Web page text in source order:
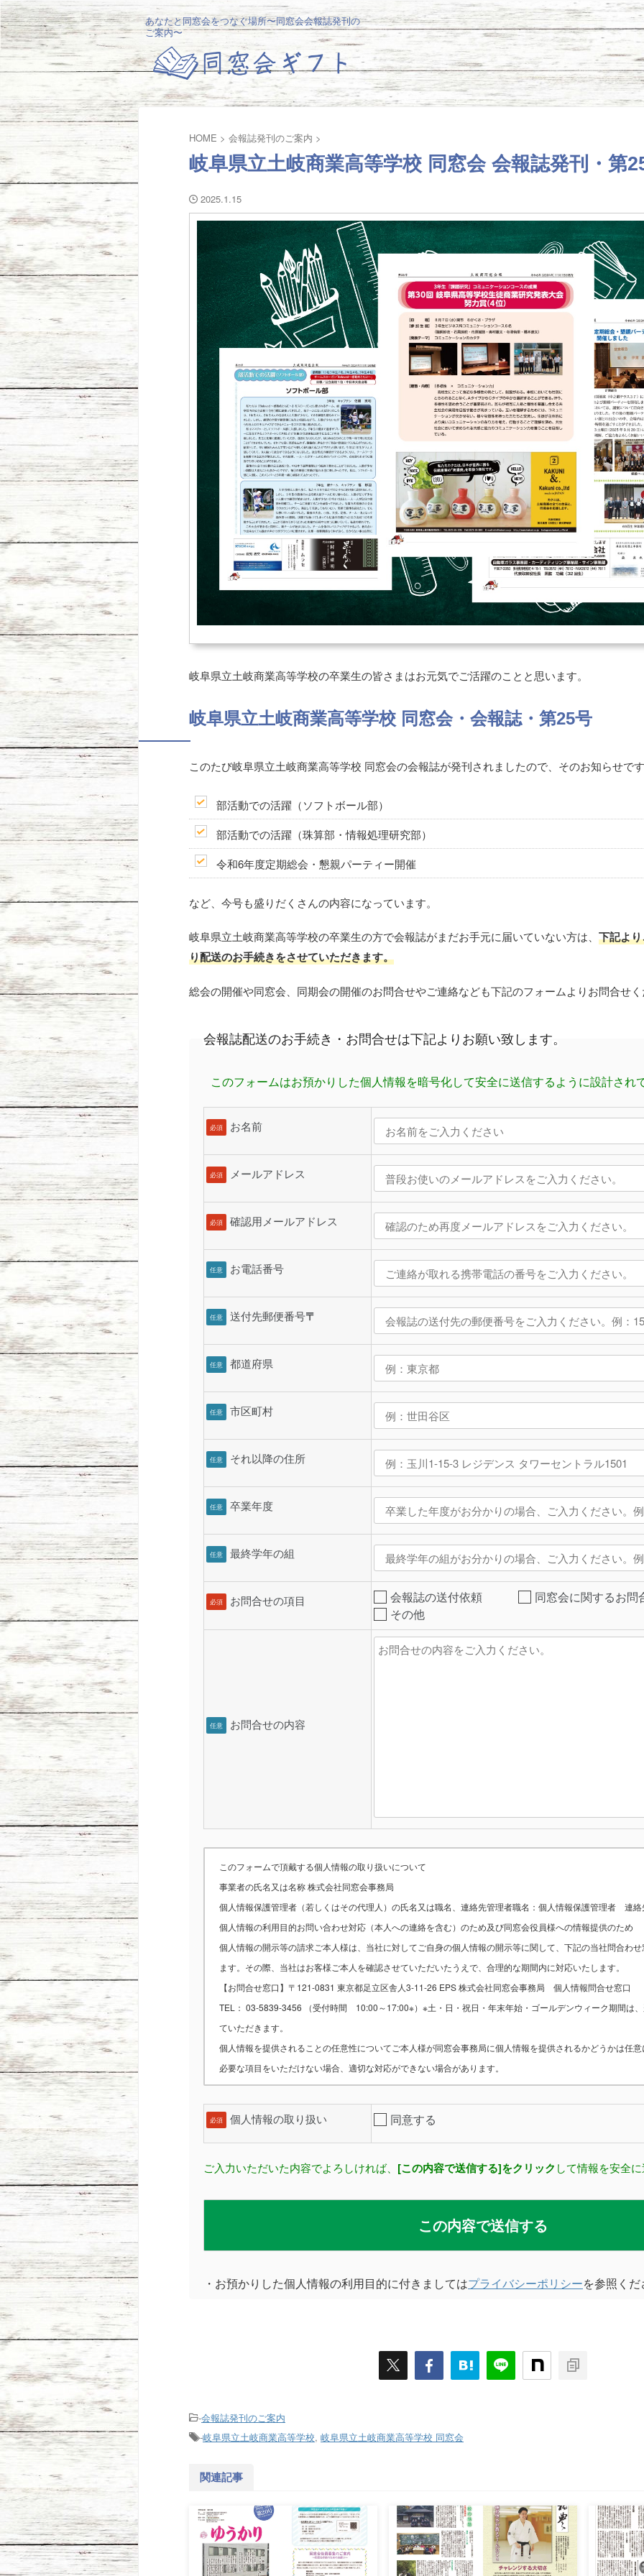
あなたと同窓会をつなぐ場所〜同窓会会報誌発刊の
ご案内〜
HOME > 会報誌発刊のご案内 >
岐阜県立土岐商業高等学校 同窓会 会報誌発刊・第
2025.1.15
岐阜県立土岐商業高等学校の卒業生の皆さまはお元気でご活躍のことと思います。
岐阜県立土岐商業高等学校 同窓会・会報誌・第25号
このたび岐阜県立土岐商業高等学校 同窓会の会報誌が発刊されましたので、そのお知らせで
部活動での活躍（ソフトボール部）
部活動での活躍（珠算部・情報処理研究部）
令和6年度定期総会・懇親パーティー開催
など、今号も盛りだくさんの内容になっています。
岐阜県立土岐商業高等学校の卒業生の方で会報誌がまだお手元に届いていない方は、 下記よ
り配送のお手続きをさせていただきます。
総会の開催や同窓会、同期会の開催のお問合せやご連絡なども下記のフォームよりお問合せ
会報誌配送のお手続き・お問合せは下記よりお願い致します。
このフォームはお預かりした個人情報を暗号化して安全に送信するように設計され
必須 お名前
必須 メールアドレス
必須 確認用メールアドレス
任意 お電話番号
任意 送付先郵便番号〒
任意 都道府県
任意 市区町村
任意 それ以降の住所
任意 卒業年度
任意 最終学年の組
必須 お問合せの項目 会報誌の送付依頼
同窓会に関するお問
その他
任意 お問合せの内容
このフォームで頂戴する個人情報の取り扱いについて
事業者の氏名又は名称 株式会社同窓会事務局
個人情報保護管理者（若しくはその代理人）の氏名又は職名、連絡先管理者職名：個人情報保護管理者 連
個人情報の利用目的お問い合わせ対応（本人への連絡を含む）のため及び同窓会役員様への情報提供のため
個人情報の開示等の請求ご本人様は、当社に対してご自身の個人情報の開示等に関して、下記の当社問合わ
ます。その際、当社はお客様ご本人を確認させていただいたうえで、合理的な期間内に対応いたします。
【お問合せ窓口】〒121-0831 東京都足立区舎人3-11-26 EPS 株式会社同窓会事務局 個人情報問合せ窓口
TEL： 03-5839-3456 （受付時間 10:00～17:00※）※土・日・祝日・年末年始・ゴールデンウィーク期間は
ていただきます。
個人情報を提供されることの任意性についてご本人様が同窓会事務局に個人情報を提供されるかどうかは任
必要な項目をいただけない場合、適切な対応ができない場合があります。
必須 個人情報の取り扱い 同意する
ご入力いただいた内容でよろしければ、 [この内容で送信する]をクリック して情報を安全
・お預かりした個人情報の利用目的に付きましてはプライバシーポリシーを参照く
-会報誌発刊のご案内
-岐阜県立土岐商業高等学校, 岐阜県立土岐商業高等学校 同窓会
関連記事